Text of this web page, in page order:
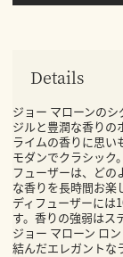
Details
ジョー マローンの
ジルと豊潤な香りの
ライムの香りに思い
モダンでクラシック
フューザーは、どの
な香りを長時間お楽
ディフューザーには
す。香りの強弱はス
ジョー マローン ロ
結んだエレガントな